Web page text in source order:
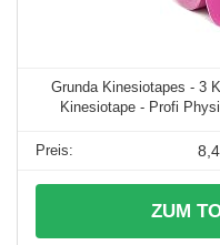
Grunda Kinesiotapes - 3
Kinesiotape - Profi
ZUM